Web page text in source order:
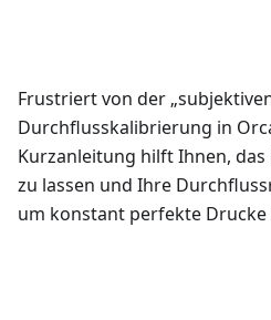
Frustriert von der
Durchflusskalibrierung in
Kurzanleitung hilft Ihnen,
zu lassen und Ihre
um konstant perfekte Drucke